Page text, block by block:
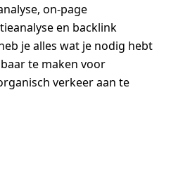
on-page
en backlink
je alles wat je nodig hebt
te maken voor
verkeer aan te